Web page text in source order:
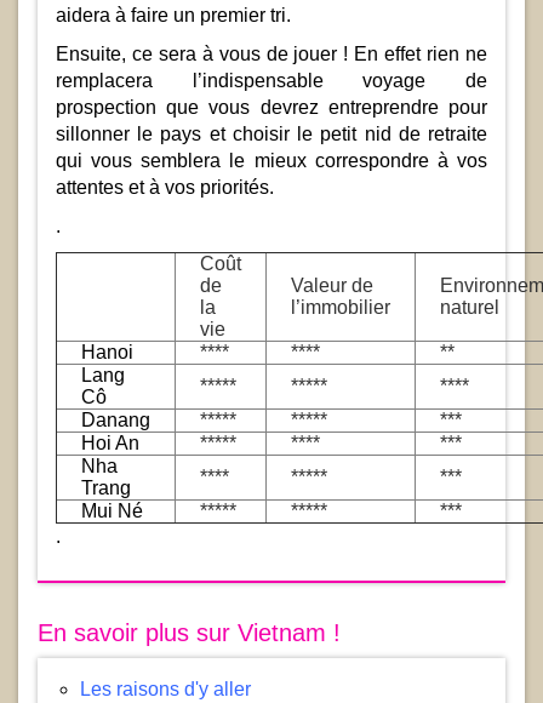
aidera à faire un premier tri.
Ensuite, ce sera à vous de jouer ! En effet rien ne
remplacera l’indispensable voyage de
prospection que vous devrez entreprendre pour
sillonner le pays et choisir le petit nid de retraite
qui vous semblera le mieux correspondre à vos
attentes et à vos priorités.
.
Coût
de
la
vie
Valeur de
l’immobilier
naturel
Hanoi **** ****
**
Lang
Cô
***** *****
****
Danang
***** *****
***
Hoi An
***** ****
***
Nha
Trang
**** *****
***
Mui Né
***** *****
***
.
En savoir plus sur Vietnam !
Les raisons d'y aller